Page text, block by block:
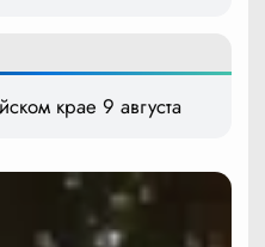
крае 9 августа